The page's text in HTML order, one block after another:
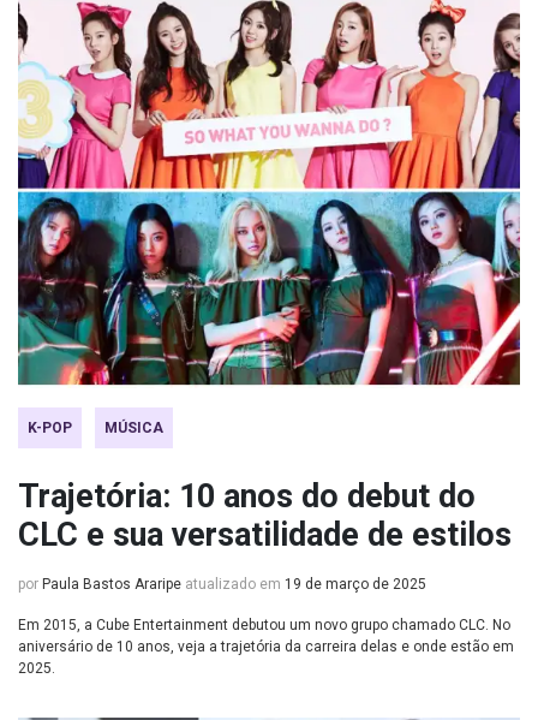
K-POP MÚSICA
Trajetória: 10 anos do debut do
CLC e sua versatilidade de estilos
por Paula Bastos Araripe atualizado em 19 de março de 2025
Em 2015, a Cube Entertainment debutou um novo grupo chamado CLC. No
aniversário de 10 anos, veja a trajetória da carreira delas e onde estão em
2025.